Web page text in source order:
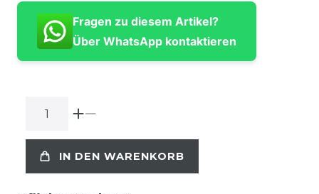
Fragen zu diesem Artikel?
Über WhatsApp kontaktieren
IN DEN WARENKORB